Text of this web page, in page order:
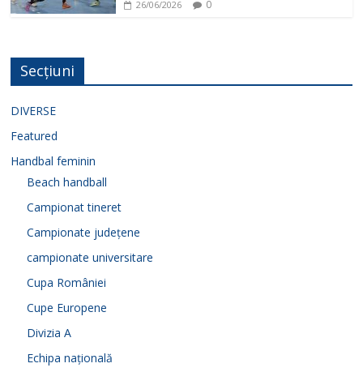
26/06/2026 0
Secțiuni
DIVERSE
Featured
Handbal feminin
Beach handball
Campionat tineret
Campionate județene
campionate universitare
Cupa României
Cupe Europene
Divizia A
Echipa națională